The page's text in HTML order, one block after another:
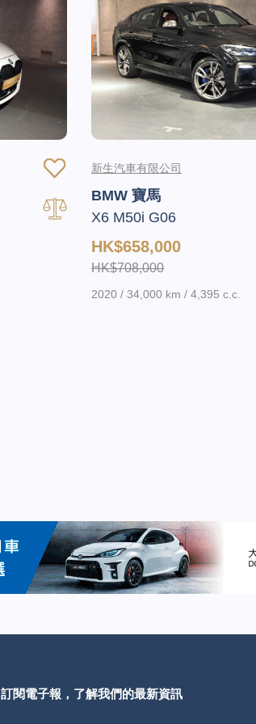
新生汽車有限公司
BMW 寶馬
X6 M50i G06
HK$658,000
HK$708,000
2020 / 34,000 km / 4,395 c.c.
訂閱電子報，了解我們的最新資訊